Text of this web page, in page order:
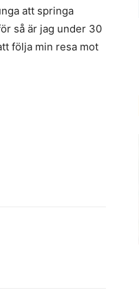
att springa
så är jag under 30
följa min resa mot